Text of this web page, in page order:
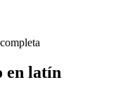
en latín